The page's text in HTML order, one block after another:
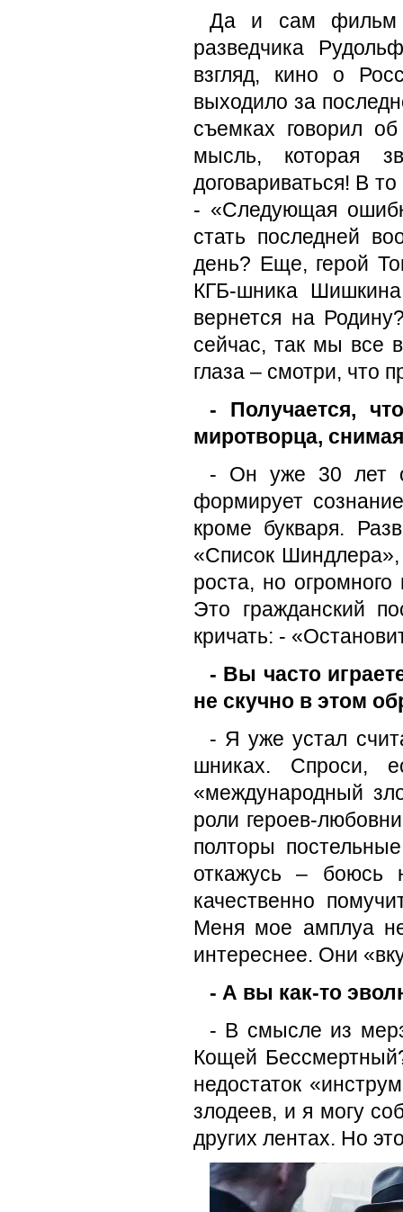
Да и сам фильм
разведчика
взгляд, кино о
выходило за
съемках говорил
мысль, которая
договариваться! В
- «Cледующая
стать последней
день? Еще, герой
КГБ-шника
вернется на
сейчас, так мы все
глаза – смотри, что
- Получается,
миротворца,
- Он уже 30 лет
формирует
кроме букваря.
«Список Шиндлера»,
роста, но
Это гражданский
кричать: -
- Вы часто
не скучно в этом
- Я уже устал
шниках. Спроси,
«международный
роли героев-
полторы
откажусь – боюсь
качественно
Меня мое амплуа
интереснее. Они
- А вы как-то
- В смысле из
Кощей
недостаток
злодеев, и я могу
других лентах. Но